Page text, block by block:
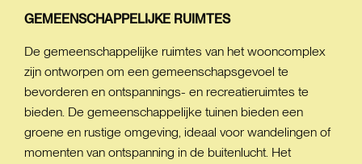
GEMEENSCHAPPELIJKE RUIMTES
De gemeenschappelijke ruimtes van het wooncomplex
zijn ontworpen om een gemeenschapsgevoel te
bevorderen en ontspannings- en recreatieruimtes te
bieden. De gemeenschappelijke tuinen bieden een
groene en rustige omgeving, ideaal voor wandelingen of
momenten van ontspanning in de buitenlucht. Het